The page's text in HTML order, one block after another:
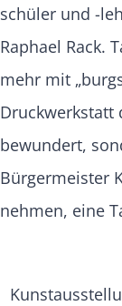
schüler und -
Raphael Rack.
mehr mit
Druckwerkstatt
bewundert,
Bürgermeister
nehmen, eine